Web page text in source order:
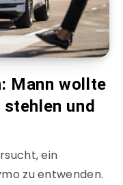
Mann wollte
und
ein
zu entwenden.